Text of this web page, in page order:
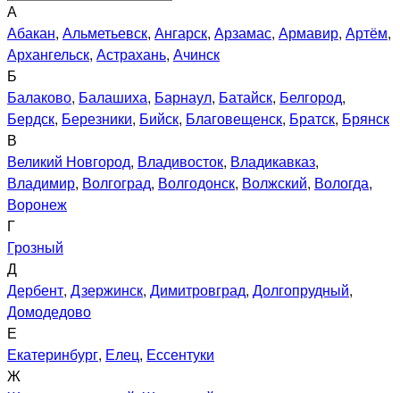
А
Абакан, Альметьевск, Ангарск, Арзамас, Армавир, Артём,
Архангельск, Астрахань, Ачинск
Б
Балаково, Балашиха, Барнаул, Батайск, Белгород,
Бердск, Березники, Бийск, Благовещенск, Братск, Брянск
В
Великий Новгород, Владивосток, Владикавказ,
Владимир, Волгоград, Волгодонск, Волжский, Вологда,
Воронеж
Г
Грозный
Д
Дербент, Дзержинск, Димитровград, Долгопрудный,
Домодедово
Е
Екатеринбург, Елец, Ессентуки
Ж